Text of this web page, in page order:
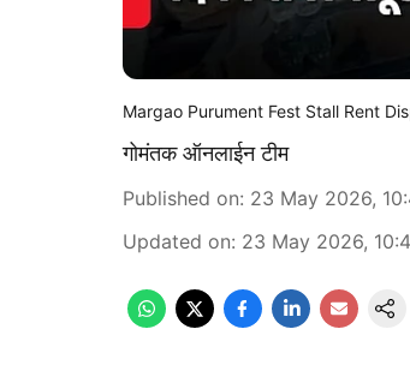
Margao Purument Fest Stall Rent
गोमंतक ऑनलाईन टीम
Published on: 23 May 2026,
Updated on: 23 May 2026,